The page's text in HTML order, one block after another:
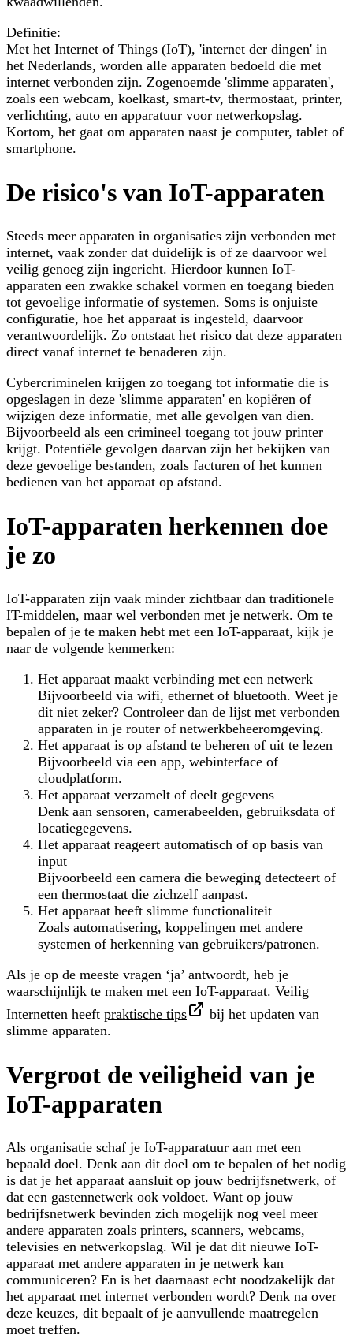
Definitie:
Met het Internet of Things (IoT), 'internet der dingen' in
het Nederlands, worden alle apparaten bedoeld die met
internet verbonden zijn. Zogenoemde 'slimme apparaten',
zoals een webcam, koelkast, smart-tv, thermostaat, printer,
verlichting, auto en apparatuur voor netwerkopslag.
Kortom, het gaat om apparaten naast je computer, tablet of
smartphone.
De risico's van IoT-apparaten
Steeds meer apparaten in organisaties zijn verbonden met
internet, vaak zonder dat duidelijk is of ze daarvoor wel
veilig genoeg zijn ingericht. Hierdoor kunnen IoT-
apparaten een zwakke schakel vormen en toegang bieden
tot gevoelige informatie of systemen. Soms is onjuiste
configuratie, hoe het apparaat is ingesteld, daarvoor
verantwoordelijk. Zo ontstaat het risico dat deze apparaten
direct vanaf internet te benaderen zijn.
Cybercriminelen krijgen zo toegang tot informatie die is
opgeslagen in deze 'slimme apparaten' en kopiëren of
wijzigen deze informatie, met alle gevolgen van dien.
Bijvoorbeeld als een crimineel toegang tot jouw printer
krijgt. Potentiële gevolgen daarvan zijn het bekijken van
deze gevoelige bestanden, zoals facturen of het kunnen
bedienen van het apparaat op afstand.
IoT-apparaten herkennen doe
je zo
IoT-apparaten zijn vaak minder zichtbaar dan traditionele
IT-middelen, maar wel verbonden met je netwerk. Om te
bepalen of je te maken hebt met een IoT-apparaat, kijk je
naar de volgende kenmerken:
Het apparaat maakt verbinding met een netwerk
Bijvoorbeeld via wifi, ethernet of bluetooth. Weet je
dit niet zeker? Controleer dan de lijst met verbonden
apparaten in je router of netwerkbeheeromgeving.
Het apparaat is op afstand te beheren of uit te lezen
Bijvoorbeeld via een app, webinterface of
cloudplatform.
Het apparaat verzamelt of deelt gegevens
Denk aan sensoren, camerabeelden, gebruiksdata of
locatiegegevens.
Het apparaat reageert automatisch of op basis van
input
Bijvoorbeeld een camera die beweging detecteert of
een thermostaat die zichzelf aanpast.
Het apparaat heeft slimme functionaliteit
Zoals automatisering, koppelingen met andere
systemen of herkenning van gebruikers/patronen.
Als je op de meeste vragen ‘ja’ antwoordt, heb je
waarschijnlijk te maken met een IoT-apparaat. Veilig
Internetten heeft praktische tips
bij het updaten van
slimme apparaten.
Vergroot de veiligheid van je
IoT-apparaten
Als organisatie schaf je IoT-apparatuur aan met een
bepaald doel. Denk aan dit doel om te bepalen of het nodig
is dat je het apparaat aansluit op jouw bedrijfsnetwerk, of
dat een gastennetwerk ook voldoet. Want op jouw
bedrijfsnetwerk bevinden zich mogelijk nog veel meer
andere apparaten zoals printers, scanners, webcams,
televisies en netwerkopslag. Wil je dat dit nieuwe IoT-
apparaat met andere apparaten in je netwerk kan
communiceren? En is het daarnaast echt noodzakelijk dat
het apparaat met internet verbonden wordt? Denk na over
deze keuzes, dit bepaalt of je aanvullende maatregelen
moet treffen.